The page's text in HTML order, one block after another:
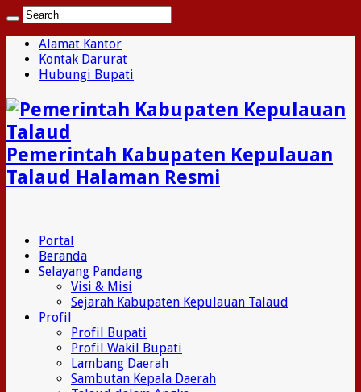
Alamat Kantor
Kontak Darurat
Hubungi Bupati
Pemerintah Kabupaten Kepulauan
Talaud Halaman Resmi
Portal
Beranda
Selayang Pandang
Visi & Misi
Sejarah Kabupaten Kepulauan Talaud
Profil
Profil Bupati
Profil Wakil Bupati
Lambang Daerah
Sambutan Kepala Daerah